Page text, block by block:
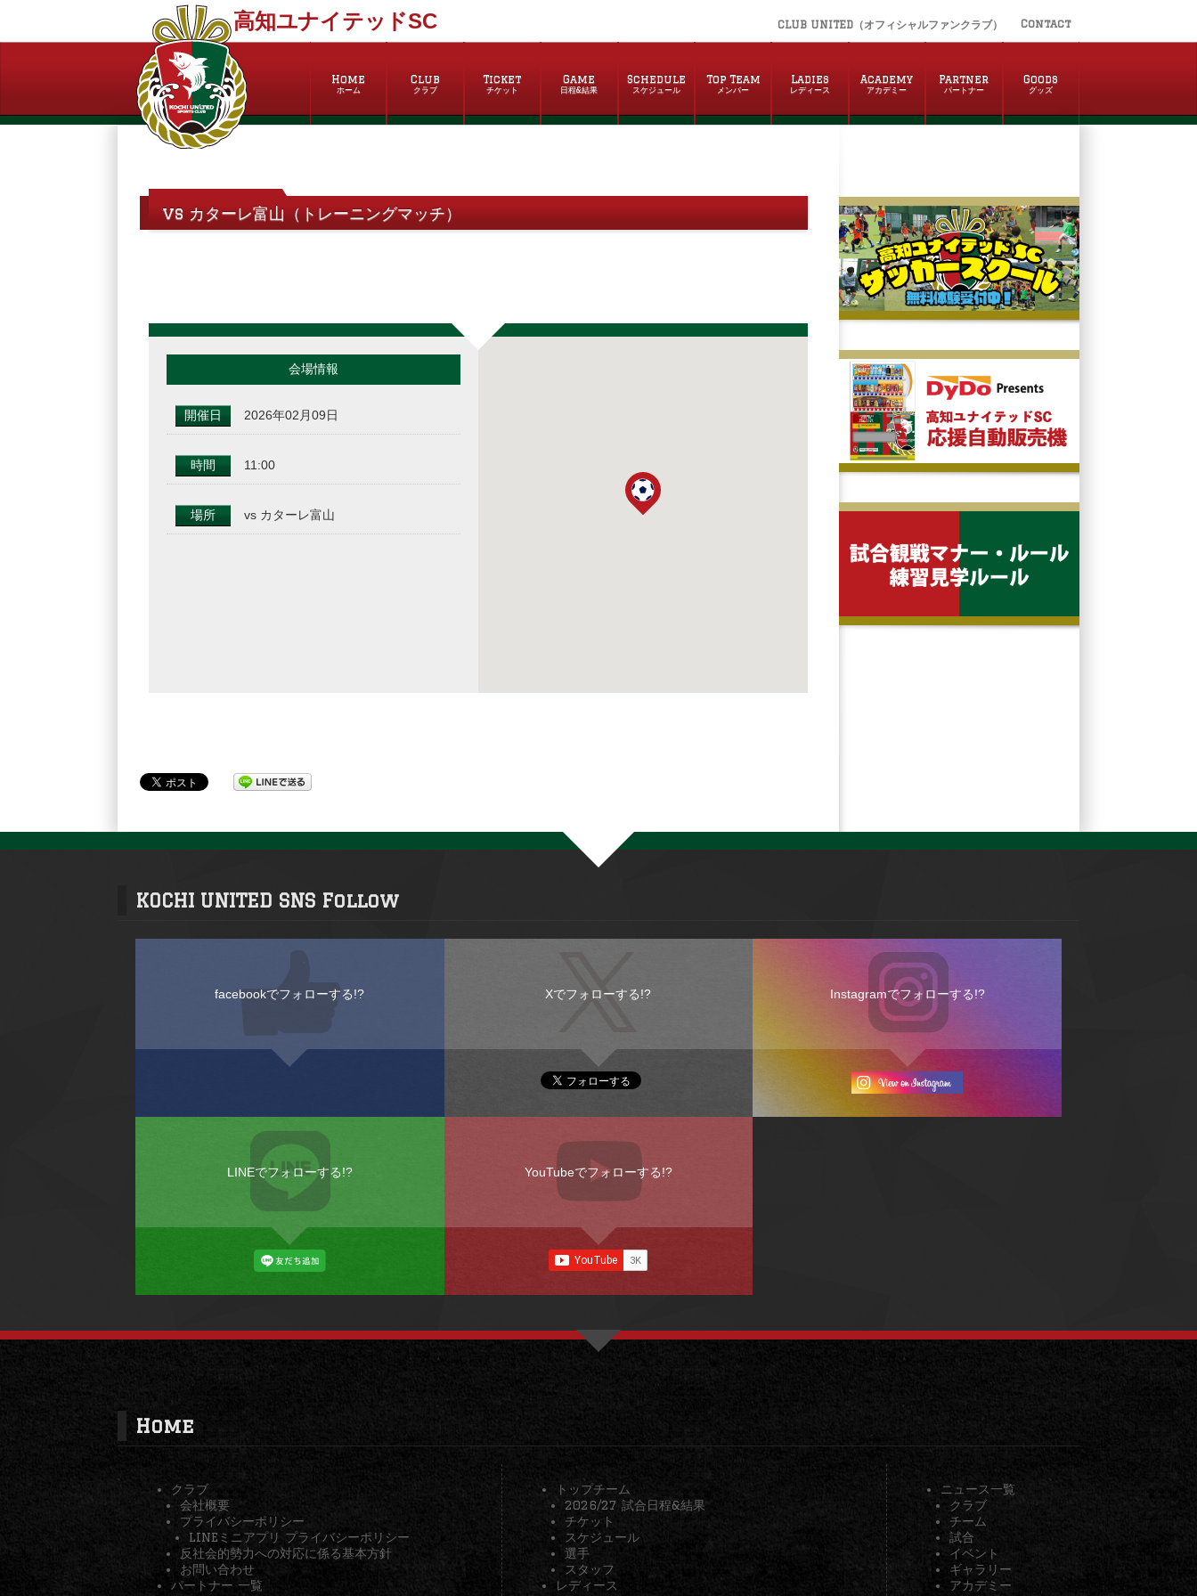
高知ユナイテッドSC CLUB UNITED（オフィシャルファンクラブ） Contact
Home
ホーム
Club
クラブ
Ticket
チケット
Game
日程&結果
Schedule
スケジュール
Top Team
メンバー
Ladies
レディース
Academy
アカデミー
Partner
パートナー
Goods
グッズ
vs カターレ富山（トレーニングマッチ）
会場情報
開催日 2026年02月09日
時間 11:00
場所 vs カターレ富山
KOCHI UNITED SNS Follow
facebookでフォローする!? Xでフォローする!? Instagramでフォローする!?
LINEでフォローする!? YouTubeでフォローする!?
Home
クラブ
会社概要
プライバシーポリシー
LINEミニアプリ プライバシーポリシー
反社会的勢力への対応に係る基本方針
お問い合わせ
パートナー 一覧
トップチーム
2026/27 試合日程&結果
チケット
スケジュール
選手
スタッフ
レディース
ニュース一覧
クラブ
チーム
試合
イベント
ギャラリー
アカデミー